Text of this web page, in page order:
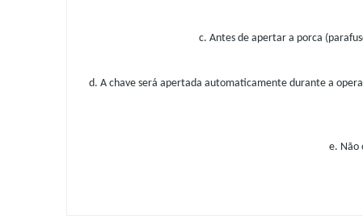
c. Antes de apertar a porca
d. A chave será apertada automaticamente durante a
e. Não